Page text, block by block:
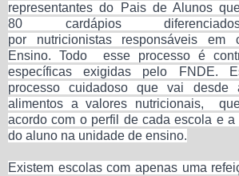
representantes do Pais de Alunos
80 cardápios
por nutricionistas responsáveis em
Ensino. Todo esse processo é
específicas exigidas pelo FNDE.
processo cuidadoso que vai desde
alimentos a valores nutricionais,
acordo com o perfil de cada escola e
do aluno na unidade de ensino.
Existem escolas com apenas uma